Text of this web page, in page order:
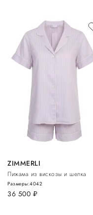
ZIMMERLI
Пижама из вискозы и шелка
36 500 руб.
Размеры:4042